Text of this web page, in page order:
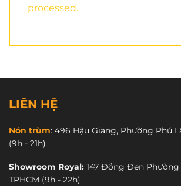
sinh, giúp chống va đập mạnh vào
processed.
LIÊN HỆ
Nón trùm: 496 Hậu Giang, Phường Phú
(9h - 21h)
Showroom Royal: 147 Đồng Đen Phường
TPHCM (9h - 22h)